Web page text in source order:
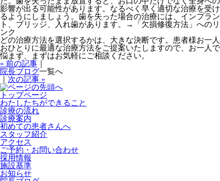
影響が出る可能性があります。なるべく早く適切な治療を受け
るようにしましょう。歯を失った場合の治療には、インプラン
ト、ブリッジ、入れ歯があります。→「欠損修復方法」へのリ
ンク
どの治療方法を選択するかは、大きな決断です。患者様お一人
おひとりに最適な治療方法をご提案いたしますので、お一人で
悩まず、まずはお気軽にご相談ください。
« 前の記事
院長ブログ一覧へ
次の記事 »
トップページ
わたしたちができること
診療の流れ
診療案内
初めての患者さんへ
スタッフ紹介
アクセス
ご予約・お問い合わせ
採用情報
施設基準
お知らせ